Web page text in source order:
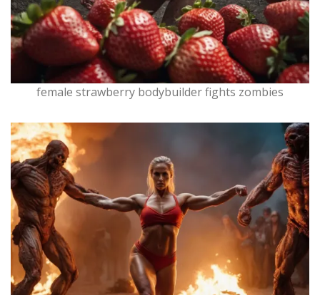
female strawberry bodybuilder fights zombies